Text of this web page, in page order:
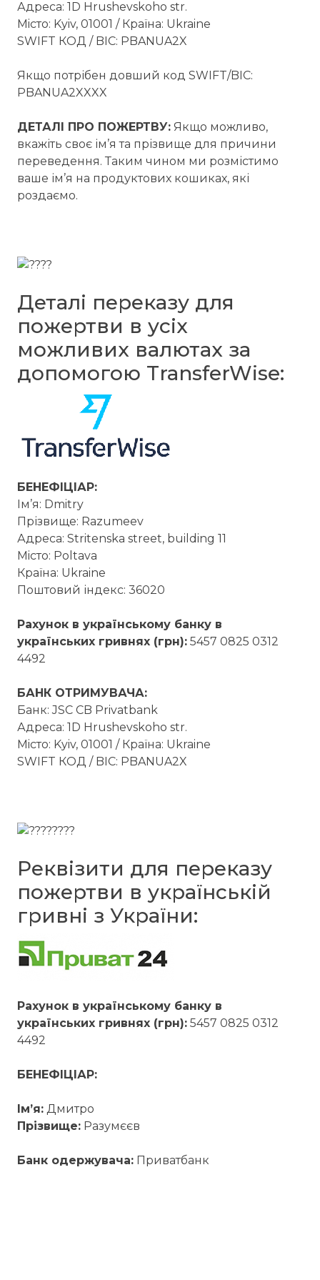
Адреса: 1D Hrushevskoho str.
Мiсто: Kyiv, 01001 / Країна: Ukraine
SWIFT КОД / BIC: PBANUA2X
Якщо потрібен довший код SWIFT/BIC:
PBANUA2XXXX
ДЕТАЛІ ПРО ПОЖЕРТВУ:Якщо можливо,
вкажіть своє ім’я та прізвище для причини
переведення. Таким чином ми розмістимо
ваше ім’я на продуктових кошиках, які
роздаємо.
Деталі переказу для
пожертви в усіх
можливих валютах за
допомогою TransferWise:
БЕНЕФІЦІАР:
Ім’я: Dmitry
Прізвище: Razumeev
Адреса: Stritenska street, building 11
Мiсто: Poltava
Країна: Ukraine
Поштовий індекс: 36020
Рахунок в українському банку в
українських гривнях (грн):5457 0825 0312
4492
БАНК ОТРИМУВАЧА:
Банк: JSC CB Privatbank
Адреса: 1D Hrushevskoho str.
Мiсто: Kyiv, 01001 / Країна: Ukraine
SWIFT КОД / BIC: PBANUA2X
Реквізити для переказу
пожертви в українській
гривні з України:
Рахунок в українському банку в
українських гривнях (грн):5457 0825 0312
4492
БЕНЕФІЦІАР:
Ім’я:Дмитро
Прізвище:Разумєєв
Банк одержувача:Приватбанк